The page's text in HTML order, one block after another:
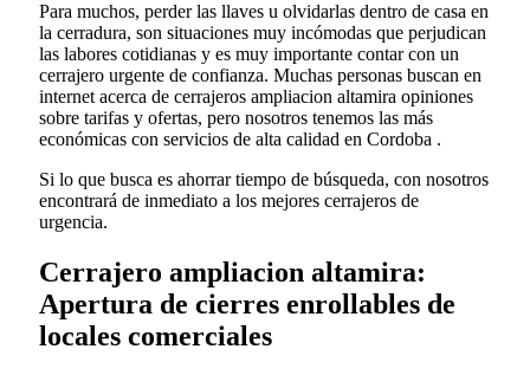
Para muchos, perder las llaves u olvidarlas dentro de casa en
la cerradura, son situaciones muy incómodas que perjudican
las labores cotidianas y es muy importante contar con un
cerrajero urgente de confianza. Muchas personas buscan en
internet acerca de cerrajeros ampliacion altamira opiniones
sobre tarifas y ofertas, pero nosotros tenemos las más
económicas con servicios de alta calidad en Cordoba .
Si lo que busca es ahorrar tiempo de búsqueda, con nosotros
encontrará de inmediato a los mejores cerrajeros de
urgencia.
Cerrajero ampliacion altamira:
Apertura de cierres enrollables de
locales comerciales